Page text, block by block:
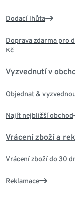
Dodací lhůta
Doprava zdarma pro
Kč
Vyzvednutí v
Objednat &
Najít nejbližší obchod
Vrácení zboží a
Vrácení zboží do 30
Reklamace